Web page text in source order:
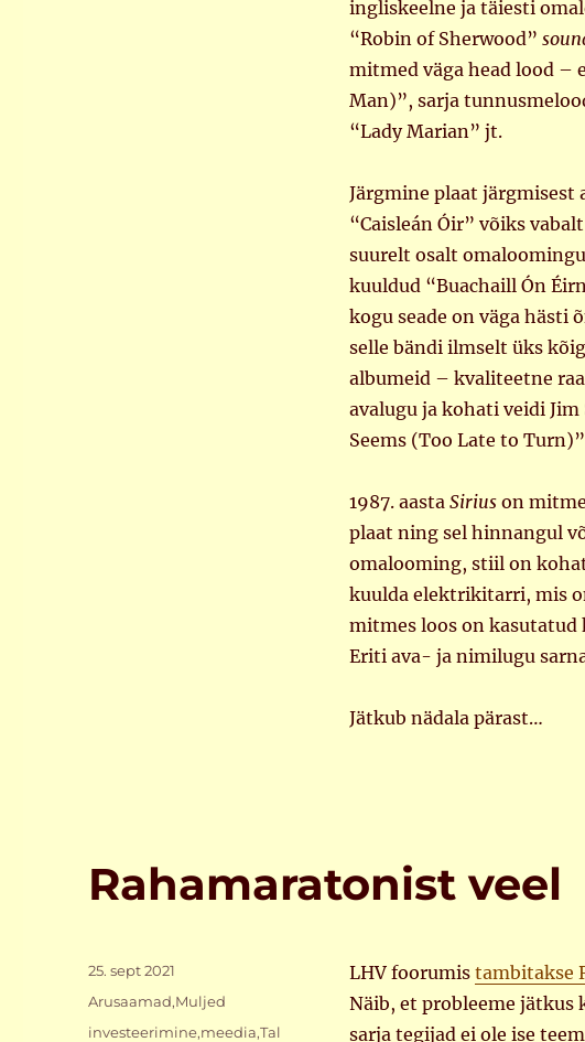
ingliskeelne ja täiesti
“Robin of Sherwood”
mitmed väga head lood –
Man)”, sarja
“Lady Marian” jt.
Järgmine plaat järgmisest
“Caisleán Óir” võiks
suurelt osalt
kuuldud “Buachaill Ón
kogu seade on väga hästi
selle bändi ilmselt üks
albumeid – kvaliteetne
avalugu ja kohati veidi
Seems (Too Late to
1987. aasta Siriuson
plaat ning sel hinnangul
omalooming, stiil on
kuulda elektrikitarri, mis
mitmes loos on kasutatud
Eriti ava- ja nimilugu
Jätkub nädala pärast…
Rahamaratonist veel
LHV foorumis tambitakse
Näib, et probleeme jätkus
sarja tegijad ei ole ise
Postitatud
25. sept 2021
Rubriigid
Arusaamad,Muljed
Sildid
investeerimine,meedia,Tal